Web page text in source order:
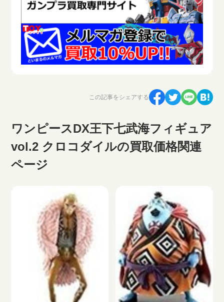
この記事をシェアする
ワンピースDX王下七武海フィギュア
vol.2 クロコダイルの買取価格関連
ページ